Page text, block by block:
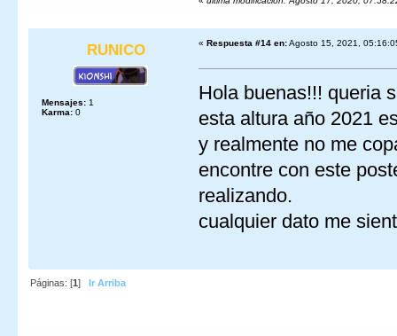
RUNICO
Mensajes: 1
Karma: 0
« Respuesta #14 en:Agosto 15, 2021,
Hola buenas!!! queria
esta altura año 2021
y realmente no me
encontre con este
realizando.
cualquier dato me
Páginas: [1] Ir Arriba